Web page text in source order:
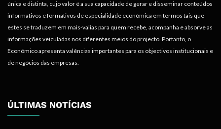
única e distinta, cujo valor é a sua capacidade de gerar e disseminar conteúdos
informativos e formativos de especialidade económica em termos tais que
estes se traduzem em mais-valias para quem recebe, acompanha e absorve as
informações veiculadas nos diferentes meios do projecto. Portanto, o
Económico apresenta valências importantes para os objectivos institucionais e
de negócios das empresas.
ÚLTIMAS NOTÍCIAS